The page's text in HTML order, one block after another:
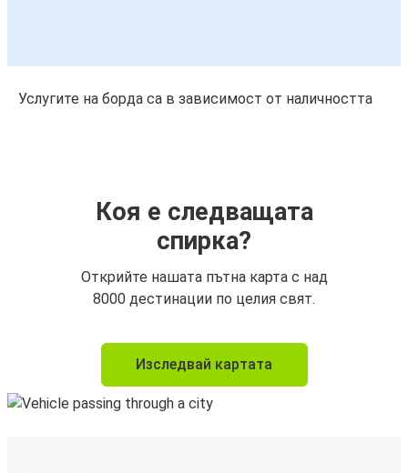
Услугите на борда са в зависимост от наличността
Коя е следващата
спирка?
Открийте нашата пътна карта с над
8000 дестинации по целия свят.
Изследвай картата